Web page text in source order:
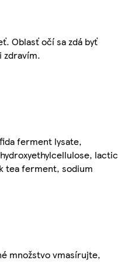
Oblasť očí sa zdá byť
zdravím.
ferment lysate,
lactic
tea ferment, sodium
množstvo vmasírujte,